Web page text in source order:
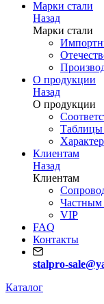
Марки стали
Назад
Марки стали
О продукции
Назад
О продукции
Таблицы
Клиентам
Назад
Клиентам
Частным
VIP
FAQ
Контакты
stalpro-
Каталог